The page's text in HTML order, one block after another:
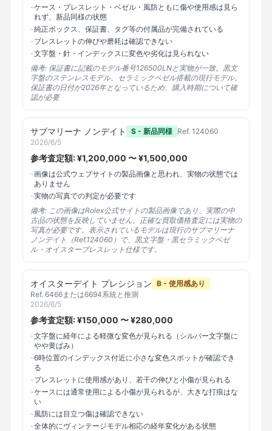
-ケース・ブレスレット・ベゼル・風防ともに傷や使用感は見ら
れず、新品同様の状態
-純正ボックス、保証書、タグ等の付属品が完備されている
-ブレスレットの伸びや磨耗は確認できない
-文字盤・針・インデックスに変色や劣化は見られない
備考: 保証書に記載のモデル番号126500LNと実物が一致。黒文
字盤のステンレスモデル。セラミックベゼル搭載の現行モデル。
保証書の日付が2026年となっているため、購入時期について確
認が必要
サブマリーナ ノンデイト S - 新品同様 Ref. 124060
2026/6/5
参考査定額: ¥1,200,000 〜 ¥1,500,000
-画像は公式ウェブサイトの製品画像と思われ、実物の状態では
ありません
-実物の写真での判定が必要です
備考: この画像はRolex公式サイトの製品画像であり、実際の中
古品の状態を反映していません。正確な買取価格査定には実物の
写真が必要です。表示されているモデルは現行のサブマリーナ
ノンデイト（Ref.124060）で、黒文字盤・黒セラミックベゼ
ル・オイスターブレスレット仕様です。
オイスターデイト プレシジョン B - 使用感あり
Ref. 6466または6694系統と推測
2026/6/5
参考査定額: ¥150,000 〜 ¥280,000
-文字盤に経年による軽微な変色が見られる（シルバー文字盤に
やや黄ばみ）
-6時位置のインデックス付近に小さな変色スポットが確認でき
る
-ブレスレットに使用感があり、若干の伸びと小傷が見られる
-ケースには通常使用による小傷が見られるが、大きな打痕はな
い
-風防には目立つ傷は確認できない
-全体的にヴィンテージモデル相応の経年変化がある状態